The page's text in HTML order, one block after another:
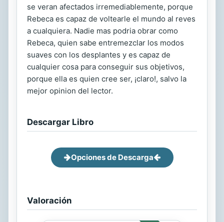
se veran afectados irremediablemente, porque
Rebeca es capaz de voltearle el mundo al reves
a cualquiera. Nadie mas podria obrar como
Rebeca, quien sabe entremezclar los modos
suaves con los desplantes y es capaz de
cualquier cosa para conseguir sus objetivos,
porque ella es quien cree ser, ¡claro!, salvo la
mejor opinion del lector.
Descargar Libro
Opciones de Descarga
Valoración